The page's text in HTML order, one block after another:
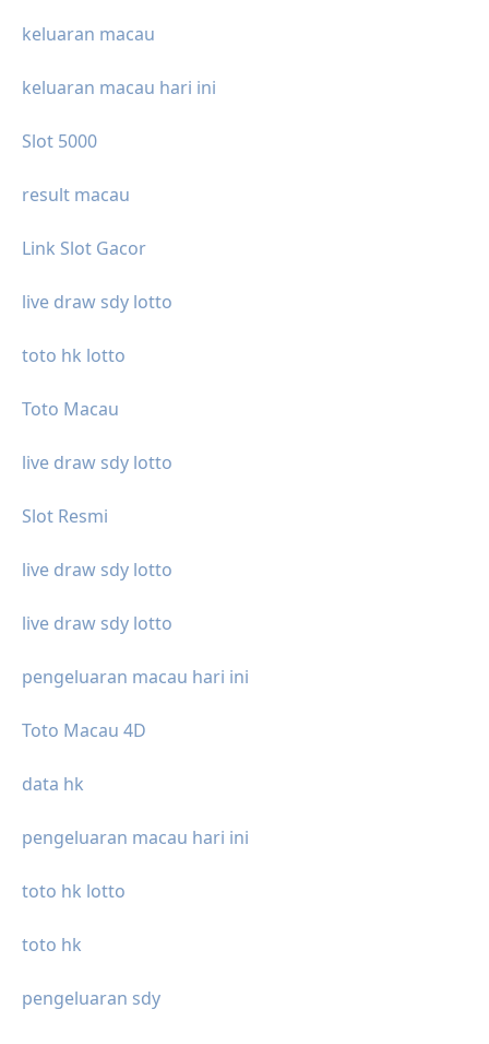
keluaran macau
keluaran macau hari ini
Slot 5000
result macau
Link Slot Gacor
live draw sdy lotto
toto hk lotto
Toto Macau
live draw sdy lotto
Slot Resmi
live draw sdy lotto
live draw sdy lotto
pengeluaran macau hari ini
Toto Macau 4D
data hk
pengeluaran macau hari ini
toto hk lotto
toto hk
pengeluaran sdy